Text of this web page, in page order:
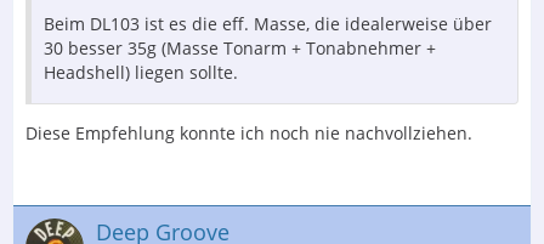
Beim DL103 ist es die eff. Masse, die idealerweise über
30 besser 35g (Masse Tonarm + Tonabnehmer +
Headshell) liegen sollte.
Diese Empfehlung konnte ich noch nie nachvollziehen.
Deep Groove